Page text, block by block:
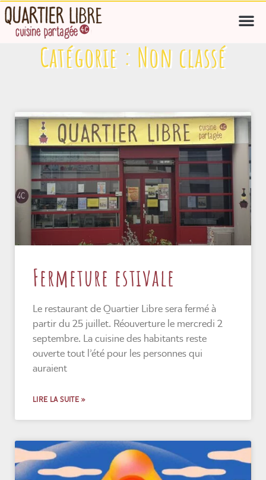
Catégorie : Non classé
Fermeture estivale
Le restaurant de Quartier Libre sera fermé à
partir du 25 juillet. Réouverture le mercredi 2
septembre. La cuisine des habitants reste
ouverte tout l’été pour les personnes qui
auraient
LIRE LA SUITE »